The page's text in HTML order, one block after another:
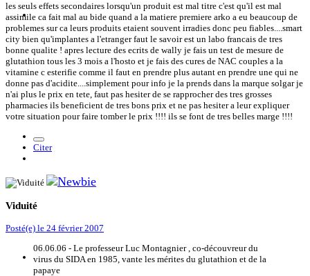
les seuls effets secondaires lorsqu'un produit est mal titre c'est qu'il est mal
assimile ca fait mal au bide quand a la matiere premiere arko a eu beaucoup de
problemes sur ca leurs produits etaient souvent irradies donc peu fiables....smart
city bien qu'implantes a l'etranger faut le savoir est un labo francais de tres
bonne qualite ! apres lecture des ecrits de wally je fais un test de mesure de
glutathion tous les 3 mois a l'hosto et je fais des cures de NAC couples a la
vitamine c esterifie comme il faut en prendre plus autant en prendre une qui ne
donne pas d'acidite....simplement pour info je la prends dans la marque solgar je
n'ai plus le prix en tete, faut pas hesiter de se rapprocher des tres grosses
pharmacies ils beneficient de tres bons prix et ne pas hesiter a leur expliquer
votre situation pour faire tomber le prix !!!! ils se font de tres belles marge !!!!
Citer
Viduité
Posté(e) le 24 février 2007
06.06.06 - Le professeur Luc Montagnier , co-découvreur du
virus du SIDA en 1985, vante les mérites du glutathion et de la
papaye